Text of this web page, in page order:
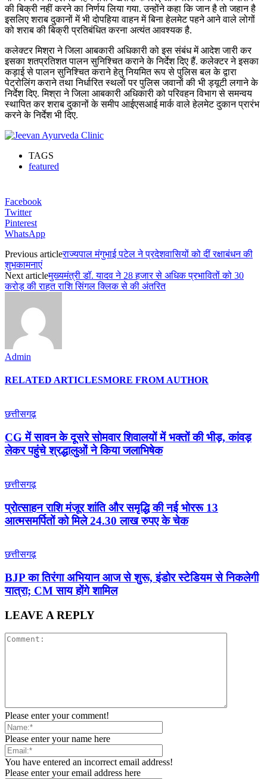
की बिक्री नहीं करने का निर्णय लिया गया. उन्होंने कहा कि जान है तो जहान है
इसलिए शराब दुकानों में भी दोपहिया वाहन में बिना हेलमेट पहने आने वाले लोगों
को शराब की बिक्री प्रतिबंधित करना अत्यंत आवश्यक है.
कलेक्टर मिश्रा ने जिला आबकारी अधिकारी को इस संबंध में आदेश जारी कर
इसका शतप्रतिशत पालन सुनिश्चित कराने के निर्देश दिए हैं. कलेक्टर ने इसका
कड़ाई से पालन सुनिश्चित कराने हेतु नियमित रूप से पुलिस बल के द्वारा
पेट्रोलिंग कराने तथा निर्धारित स्थलों पर पुलिस जवानों की भी ड्यूटी लगाने के
निर्देश दिए. मिश्रा ने जिला आबकारी अधिकारी को परिवहन विभाग से समन्वय
स्थापित कर शराब दुकानों के समीप आईएसआई मार्क वाले हेलमेट दुकान प्रारंभ
करने के निर्देश भी दिए.
TAGS
featured
Facebook
Twitter
Pinterest
WhatsApp
Previous articleराज्यपाल मंगुभाई पटेल ने प्रदेशवासियों को दीं रक्षाबंधन की
शुभकामनाएं
Next articleमुख्यमंत्री डॉ. यादव ने 28 हजार से अधिक प्रभावितों को 30
करोड़ की राहत राशि सिंगल क्लिक से की अंतरित
Admin
RELATED ARTICLESMORE FROM AUTHOR
छत्तीसगढ़
CG में सावन के दूसरे सोमवार शिवालयों में भक्तों की भीड़, कांवड़
लेकर पहुंचे श्रद्धालुओं ने किया जलाभिषेक
छत्तीसगढ़
प्रोत्साहन राशि मंजूर शांति और समृद्धि की नई भोररू 13
आत्मसमर्पितों को मिले 24.30 लाख रुपए के चेक
छत्तीसगढ़
BJP का तिरंगा अभियान आज से शुरू, इंडोर स्टेडियम से निकलेगी
यात्रा; CM साय होंगे शामिल
LEAVE A REPLY
Please enter your comment!
Please enter your name here
You have entered an incorrect email address!
Please enter your email address here